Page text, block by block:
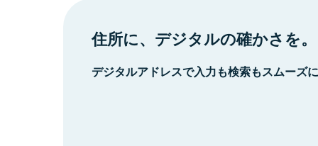
住所に、デジタルの確かさを。
デジタルアドレスで入力も検索もスムーズ